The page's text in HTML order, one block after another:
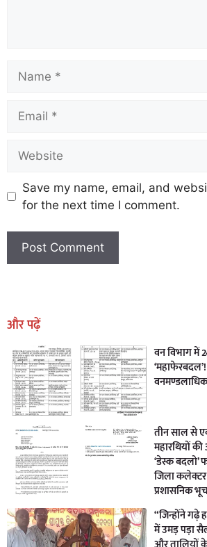
Save my name, email, and
for the next time I comment.
और पढ़ें
वन विभाग में
तीन साल से
महारथियों
‘डेस्क बदलो’
जिला
प्रशासनिक
“जिन्होंने गढ़े
में उमड़ पड़ा